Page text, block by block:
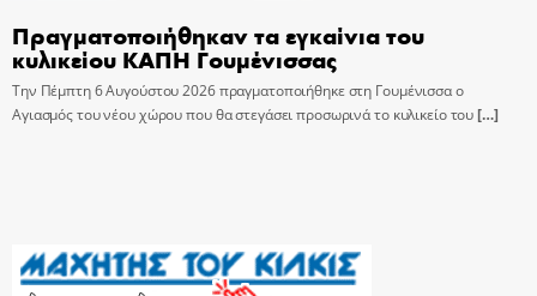
Πραγματοποιήθηκαν τα εγκαίνια του
κυλικείου ΚΑΠΗ Γουμένισσας
Την Πέμπτη 6 Αυγούστου 2026 πραγματοποιήθηκε στη Γουμένισσα ο
Αγιασμός του νέου χώρου που θα στεγάσει προσωρινά το κυλικείο του[…]